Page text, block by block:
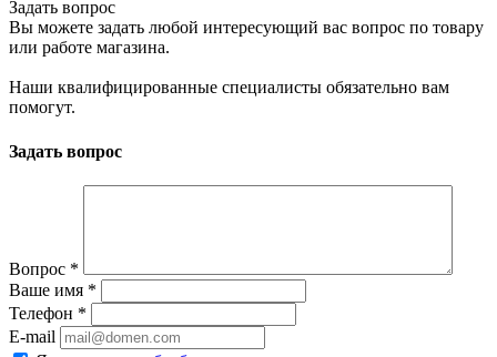
Задать вопрос
Вы можете задать любой интересующий вас вопрос по товару
или работе магазина.
Наши квалифицированные специалисты обязательно вам
помогут.
Задать вопрос
Вопрос *
Ваше имя *
Телефон *
E-mail